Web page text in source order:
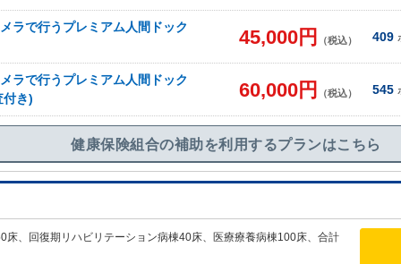
ラで行うプレミアム人間ドック
45,000円 （税込） 409
ラで行うプレミアム人間ドック
付き)
60,000円 （税込） 545
健康保険組合の補助を利用するプランはこちら
床、回復期リハビリテーション病棟40床、医療療養病棟100床、合計